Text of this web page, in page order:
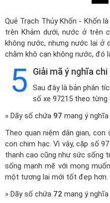
Quẻ Trạch Thủy Khốn - Khốn
trên Khảm dưới, nước ở trên
không nước, nhưng nước lại ở
chằm khô cạn không nước, đó
5 Giải mã ý nghĩa
Sau đây là bản phân
số xe 97215 theo từng
» Dãy số chứa 97 mang ý nghĩa
Theo quan niệm dân gian,
con chim hạc. Vì vậy, cặp số
thanh cao cũng như sức sống
sống mạnh mẽ với mong
một tương lai mới tốt đẹp hơn.
» Dãy số chứa 72 mang ý nghĩa